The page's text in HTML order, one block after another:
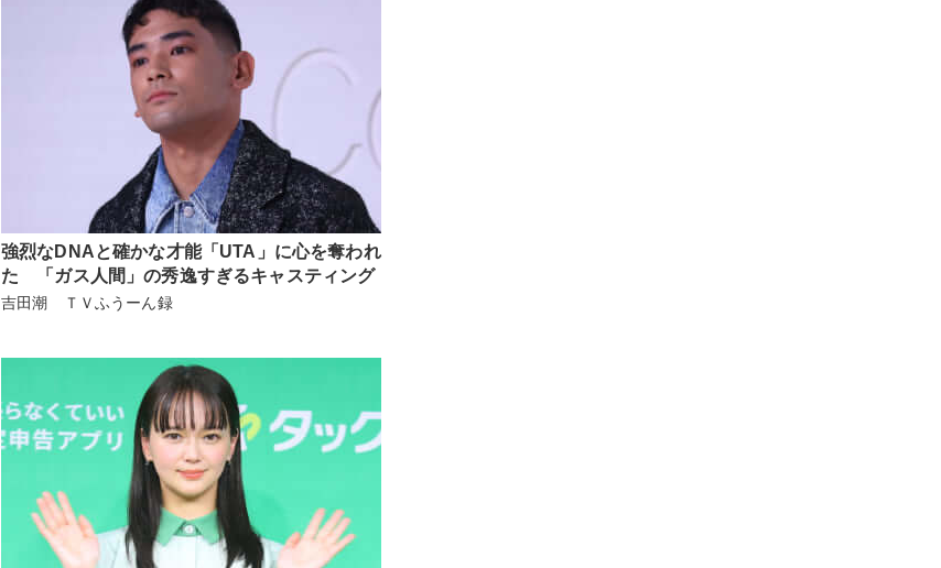
強烈なDNAと確かな才能「UTA」に心を奪われ
た 「ガス人間」の秀逸すぎるキャスティング
吉田潮 ＴＶふうーん録